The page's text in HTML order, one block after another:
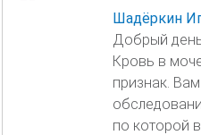
Шадёркин
Добрый
Кровь в
признак.
по которой